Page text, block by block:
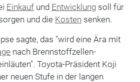
Einkaufund Entwicklungsoll für
und die Kosten senken.
sagte, das "wird eine Ära mit
nach Brennstoffzellen-
Toyota-Präsident Koji
neuen Stufe in der langen